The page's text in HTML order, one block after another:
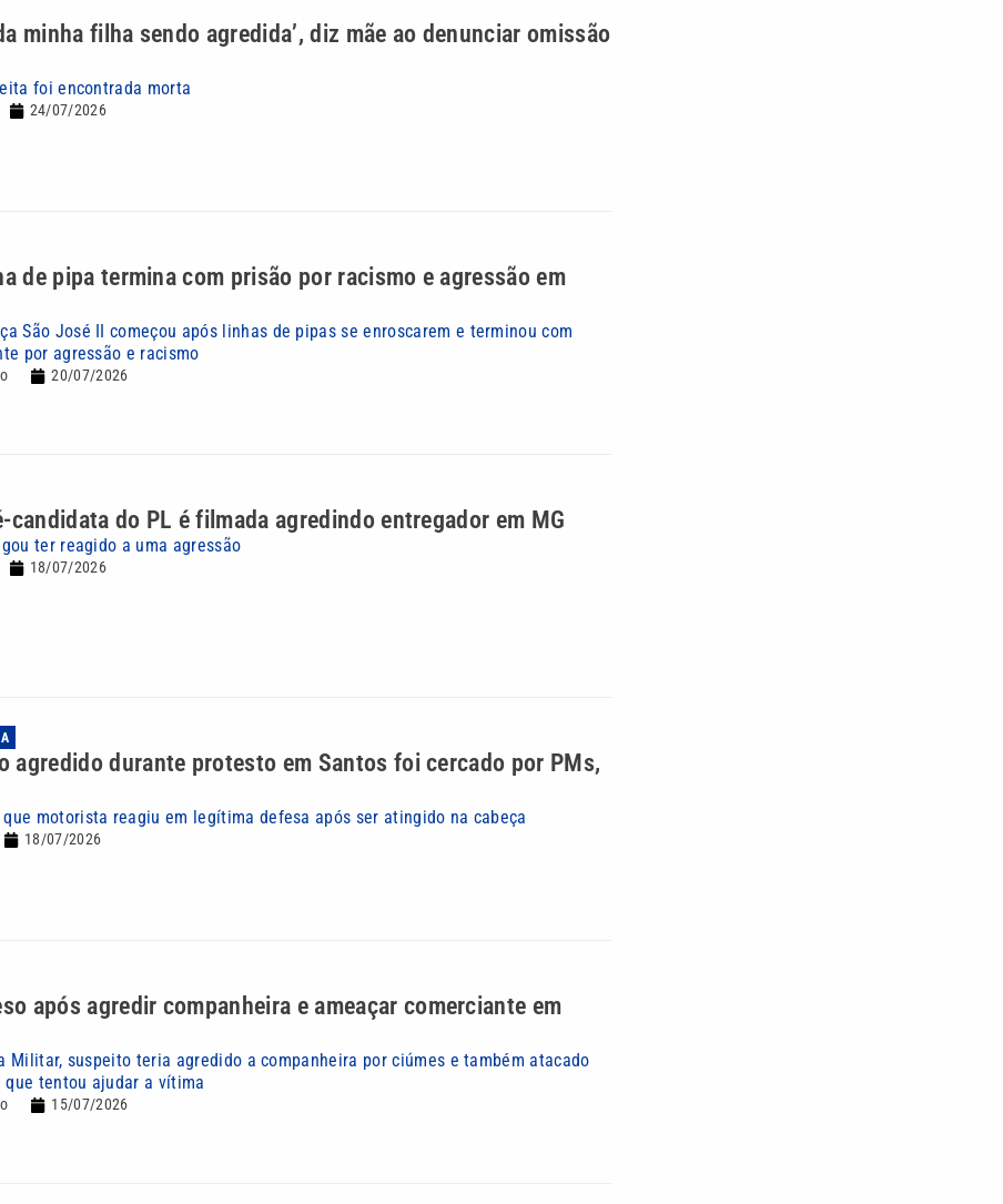
minha filha sendo agredida’, diz mãe ao denunciar omissão
foi encontrada morta
24/07/2026
de pipa termina com prisão por racismo e agressão em
São José II começou após linhas de pipas se enroscarem e terminou com
por agressão e racismo
20/07/2026
candidata do PL é filmada agredindo entregador em MG
ter reagido a uma agressão
18/07/2026
agredido durante protesto em Santos foi cercado por PMs,
motorista reagiu em legítima defesa após ser atingido na cabeça
18/07/2026
após agredir companheira e ameaçar comerciante em
Militar, suspeito teria agredido a companheira por ciúmes e também atacado
que tentou ajudar a vítima
15/07/2026